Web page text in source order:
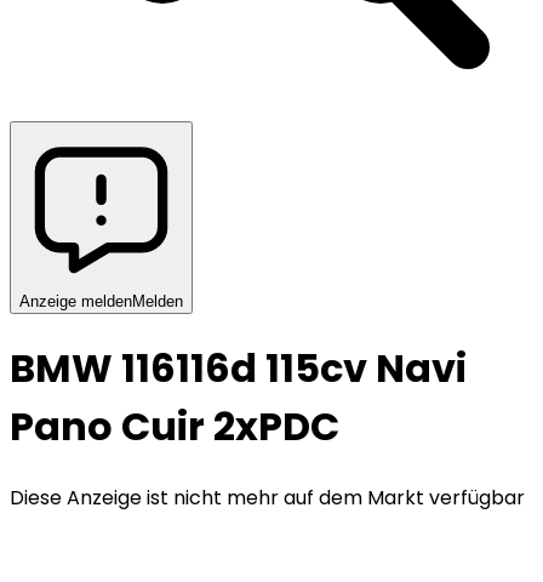
Anzeige meldenMelden
BMW 116116d 115cv Navi
Pano Cuir 2xPDC
Diese Anzeige ist nicht mehr auf dem Markt verfügbar